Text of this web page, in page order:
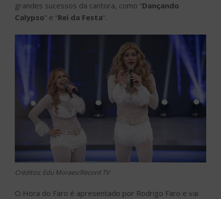
grandes sucessos da cantora, como “Dançando
Calypso” e “Rei da Festa“.
Créditos: Edu Moraes/Record TV
O Hora do Faro é apresentado por Rodrigo Faro e vai